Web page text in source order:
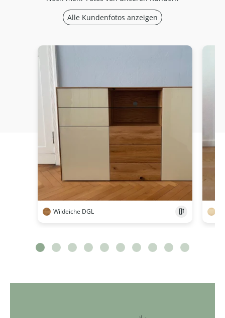
Alle Kundenfotos anzeigen
Wildeiche DGL